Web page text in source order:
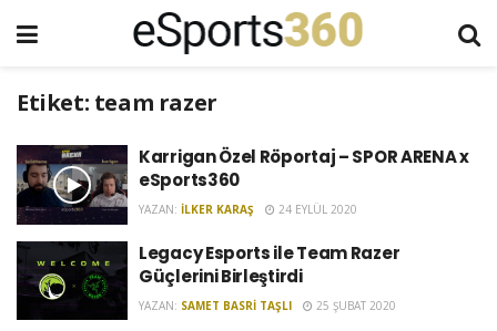
Etiket: team razer
Karrigan Özel Röportaj – SPOR ARENA x
eSports360
YAZAN: İLKER KARAŞ 24 EYLÜL 2020
Legacy Esports ile Team Razer
Güçlerini Birleştirdi
YAZAN: SAMET BASRI TAŞLI 25 ŞUBAT 2020